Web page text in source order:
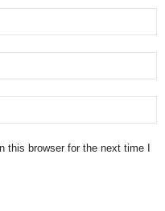
browser for the next time I